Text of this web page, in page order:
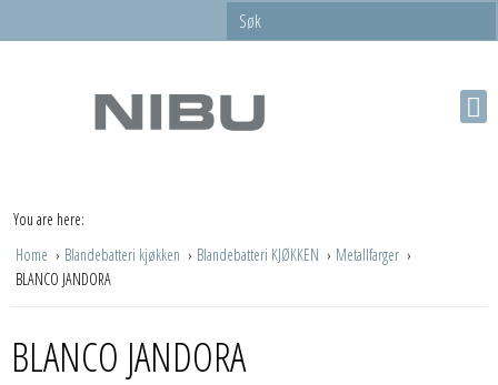
You are here:
Home
Blandebatteri kjøkken Blandebatteri KJØKKEN
Metallfarger
BLANCO JANDORA
BLANCO JANDORA